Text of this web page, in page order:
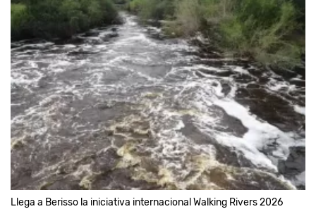
Llega a Berisso la iniciativa internacional Walking Rivers 2026